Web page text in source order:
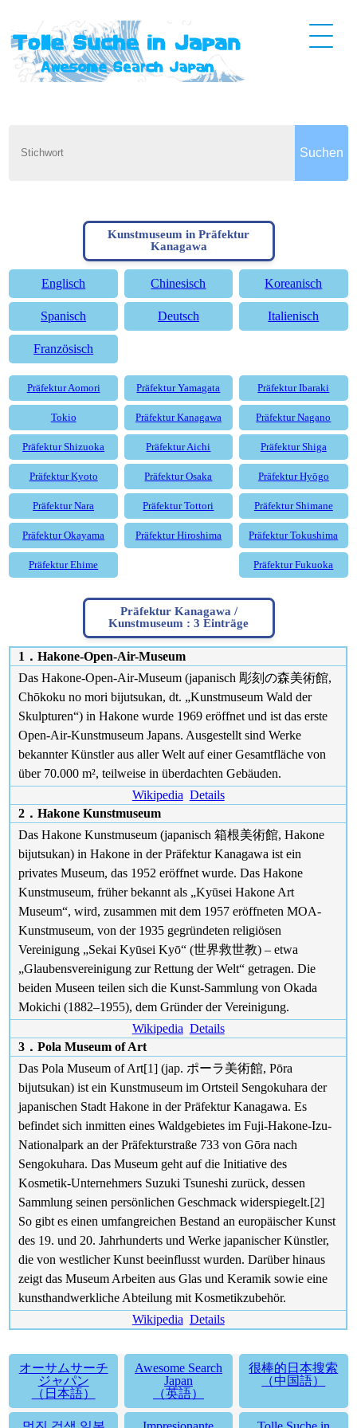
Kunstmuseum in Präfektur
Kanagawa
Englisch Chinesisch Koreanisch
Spanisch Deutsch Italienisch
Französisch
Präfektur Aomori Präfektur Yamagata Präfektur Ibaraki
Tokio Präfektur Kanagawa Präfektur Nagano
Präfektur Shizuoka Präfektur Aichi Präfektur Shiga
Präfektur Kyoto Präfektur Osaka Präfektur Hyōgo
Präfektur Nara Präfektur Tottori Präfektur Shimane
Präfektur Okayama Präfektur Hiroshima Präfektur Tokushima
Präfektur Ehime Präfektur Fukuoka
Präfektur Kanagawa /
Kunstmuseum : 3 Einträge
1．Hakone-Open-Air-Museum
Das Hakone-Open-Air-Museum (japanisch 彫刻の森美術館,
Chōkoku no mori bijutsukan, dt. „Kunstmuseum Wald der
Skulpturen“) in Hakone wurde 1969 eröffnet und ist das erste
Open-Air-Kunstmuseum Japans. Ausgestellt sind Werke
bekannter Künstler aus aller Welt auf einer Gesamtfläche von
über 70.000 m², teilweise in überdachten Gebäuden.
Wikipedia Details
2．Hakone Kunstmuseum
Das Hakone Kunstmuseum (japanisch 箱根美術館, Hakone
bijutsukan) in Hakone in der Präfektur Kanagawa ist ein
privates Museum, das 1952 eröffnet wurde. Das Hakone
Kunstmuseum, früher bekannt als „Kyūsei Hakone Art
Museum“, wird, zusammen mit dem 1957 eröffneten MOA-
Kunstmuseum, von der 1935 gegründeten religiösen
Vereinigung „Sekai Kyūsei Kyō“ (世界救世教) – etwa
„Glaubensvereinigung zur Rettung der Welt“ getragen. Die
beiden Museen teilen sich die Kunst-Sammlung von Okada
Mokichi (1882–1955), dem Gründer der Vereinigung.
Wikipedia Details
3．Pola Museum of Art
Das Pola Museum of Art[1] (jap. ポーラ美術館, Pōra
bijutsukan) ist ein Kunstmuseum im Ortsteil Sengokuhara der
japanischen Stadt Hakone in der Präfektur Kanagawa. Es
befindet sich inmitten eines Waldgebietes im Fuji-Hakone-Izu-
Nationalpark an der Präfekturstraße 733 von Gōra nach
Sengokuhara. Das Museum geht auf die Initiative des
Kosmetik-Unternehmers Suzuki Tsuneshi zurück, dessen
Sammlung seinen persönlichen Geschmack widerspiegelt.[2]
So gibt es einen umfangreichen Bestand an europäischer Kunst
des 19. und 20. Jahrhunderts und Werke japanischer Künstler,
die von westlicher Kunst beeinflusst wurden. Darüber hinaus
zeigt das Museum Arbeiten aus Glas und Keramik sowie eine
kunsthandwerkliche Abteilung mit Kosmetikzubehör.
Wikipedia Details
オーサムサーチ
ジャパン
（日本語）
Awesome Search
Japan
（英語）
很棒的日本搜索
（中国語）